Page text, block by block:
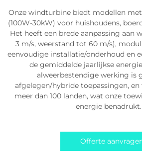
Onze windturbine biedt modellen
(100W-30kW) voor huishoudens,
Het heeft een brede aanpassing aan
3 m/s, weerstand tot 60 m/s),
eenvoudige installatie/onderhoud en
de gemiddelde jaarlijkse
alweerbestendige werking is
afgelegen/hybride toepassingen,
meer dan 100 landen, wat onze
energie
Offerte